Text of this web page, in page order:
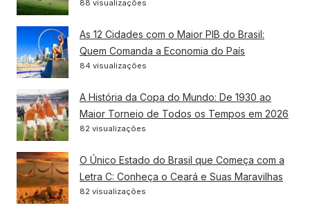
88 visualizações
As 12 Cidades com o Maior PIB do Brasil:
Quem Comanda a Economia do País
84 visualizações
A História da Copa do Mundo: De 1930 ao
Maior Torneio de Todos os Tempos em 2026
82 visualizações
O Único Estado do Brasil que Começa com a
Letra C: Conheça o Ceará e Suas Maravilhas
82 visualizações